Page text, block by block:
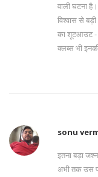
वाली घटना
विश्वास से
का शूटआउट -
क्लब्स भी
sonu
इतना बड़ा
अभी तक उस